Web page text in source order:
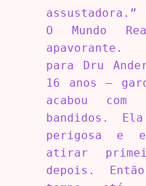
assustadora.”
O Mundo
apavorante.
para Dru
16 anos –
acabou
bandidos.
perigosa e
atirar
depois.